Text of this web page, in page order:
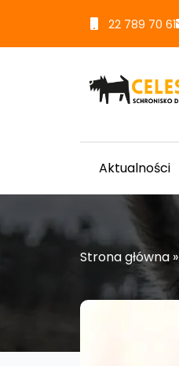
22 789 70 61
Aktualności
Strona główna »